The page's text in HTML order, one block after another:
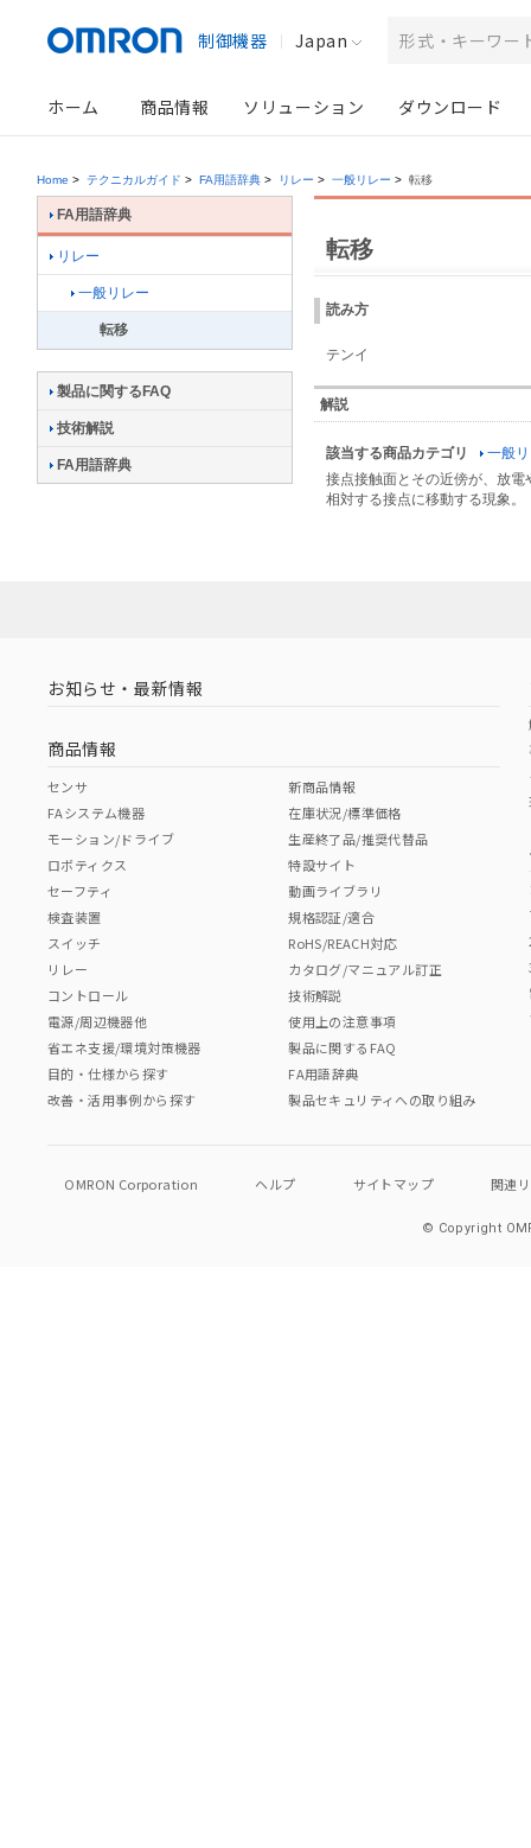
制御機器 Japan
ホーム 商品情報 ソリューション ダウンロード
Home > テクニカルガイド > FA用語辞典 > リレー > 一般リレー > 転移
転移
読み方
テンイ
解説
該当する商品カテゴリ
一般
接点接触面とその近傍が、放
相対する接点に移動する現象。
FA用語辞典
リレー
一般リレー
転移
製品に関するFAQ
技術解説
FA用語辞典
お知らせ・最新情報
商品情報
センサ
FAシステム機器
モーション/ドライブ
ロボティクス
セーフティ
検査装置
スイッチ
リレー
コントロール
電源/周辺機器他
省エネ支援/環境対策機器
目的・仕様から探す
改善・活用事例から探す
新商品情報
在庫状況/標準価格
生産終了品/推奨代替品
特設サイト
動画ライブラリ
規格認証/適合
RoHS/REACH対応
カタログ/マニュアル訂正
技術解説
使用上の注意事項
製品に関するFAQ
FA用語辞典
製品セキュリティへの取り組み
OMRON Corporation ヘルプ サイトマップ 関連
© Copyright